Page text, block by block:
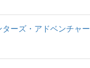
ターズ・アドベンチャー